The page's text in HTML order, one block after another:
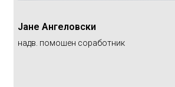
Јане Ангеловски
надв. помошен соработник